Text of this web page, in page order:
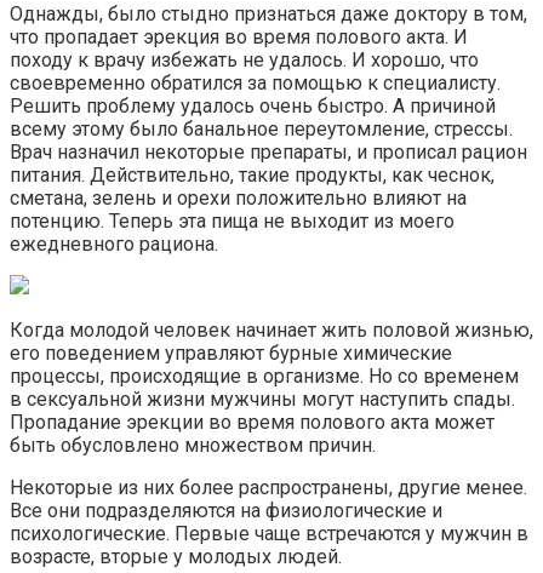
Однажды, было стыдно признаться даже доктору в том,
что пропадает эрекция во время полового акта. И
походу к врачу избежать не удалось. И хорошо, что
своевременно обратился за помощью к специалисту.
Решить проблему удалось очень быстро. А причиной
всему этому было банальное переутомление, стрессы.
Врач назначил некоторые препараты, и прописал рацион
питания. Действительно, такие продукты, как чеснок,
сметана, зелень и орехи положительно влияют на
потенцию. Теперь эта пища не выходит из моего
ежедневного рациона.
Когда молодой человек начинает жить половой жизнью,
его поведением управляют бурные химические
процессы, происходящие в организме. Но со временем
в сексуальной жизни мужчины могут наступить спады.
Пропадание эрекции во время полового акта может
быть обусловлено множеством причин.
Некоторые из них более распространены, другие менее.
Все они подразделяются на физиологические и
психологические. Первые чаще встречаются у мужчин в
возрасте, вторые у молодых людей.